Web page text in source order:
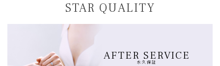
STAR QUALITY
AFTER SERVICE
永久保証